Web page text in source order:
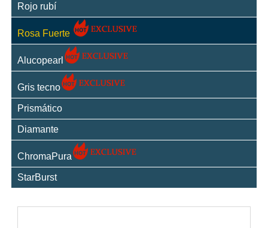
Rojo rubí
Rosa Fuerte
Alucopearl
Gris tecno
Prismático
Diamante
ChromaPura
StarBurst